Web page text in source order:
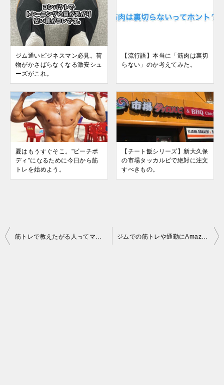
ジム通いビジネスマン必見。荷
物がかさばらなくなる激安シュ
ーズがこれ。
【流行語】本当に「筋肉は裏切
らない」のか考えてみた。
夏はもうすぐそこ。"ビーチボ
ディ"になるために今日から筋
トレを始めよう。
【チート飯シリーズ】新大久保
の市場タッカルビで絶対に注文
すべきもの。
投
筋トレで教えたがる人ってマウンティングしたいだけ？どう対処すればいい？ ジムでの筋トレや通勤にAmazonで爆売れの完全ワイヤレスイヤホンを使ったら快適すぎた。【AKIKI TWS-P10】